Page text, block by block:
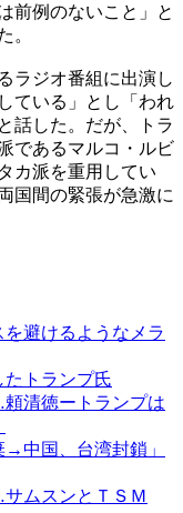
前例のないこと」と
。
ラジオ番組に出演し
ている」とし「われ
話した。だが、トラ
であるマルコ・ルビ
カ派を重用してい
国間の緊張が急激に
を避けるようなメラ
たトランプ氏
清徳ートランプは
→中国、台湾封鎖」
ムスンとＴＳＭ